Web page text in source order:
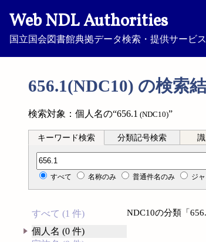
Web NDL Authorities
国立国会図書館典拠データ検索・提供サービス
656.1(NDC10) の検索
検索対象：個人名の“656.1 (NDC10)”
キーワード検索 分類記号検索
分類記号検索
すべて 名称のみ 普通件名のみ ジ
すべて (1 件)
個人名 (0 件)
NDC10の分類「